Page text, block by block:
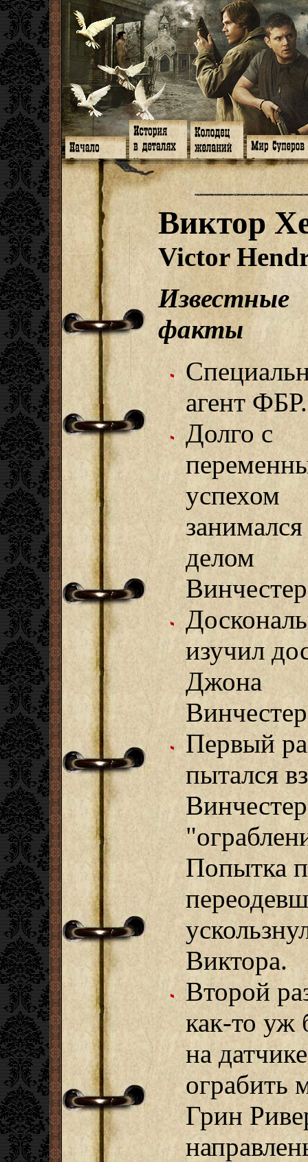
Главная
Программа
Форум
Facebook
Гостевая
Книги
Галереи
Музыка
Видео
Субтитры
Заметки
Мысли
Откровение
Арт-кафе
Игромания
Фанфики
Фанарт
Анекдоты
Передоз
Страшилки
Знакомство
Обитатели
Семейное
Дневник
Арсенал
СИЗО
Суперы от и
Дневник Джо
Виктор
Victor
Известные
факты
агент ФБР.
Долго с
успехом
занимался
делом
изучил
Джона
Первый
пытался
Попытка
Виктора.
Второй
как-то уж
на
ограбить
Грин